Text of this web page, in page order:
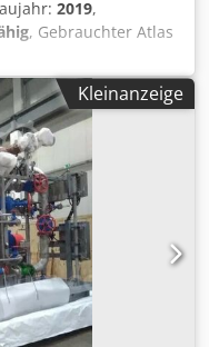
2019,
, Gebrauchter Atlas
14 bar Csdpfezrtbiox
Kleinanzeige